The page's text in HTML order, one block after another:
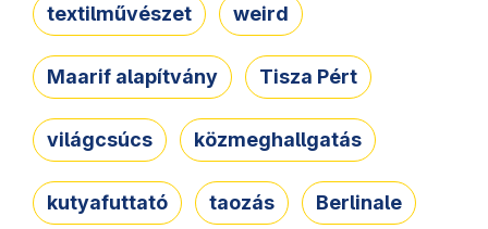
textilművészet weird
Maarif alapítvány Tisza Pért
világcsúcs közmeghallgatás
kutyafuttató taozás Berlinale